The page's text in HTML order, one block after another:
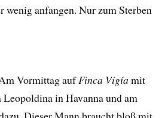
anfangen. Nur zum Sterben
Vormittag aufFinca Vigíamit
in Havanna und am